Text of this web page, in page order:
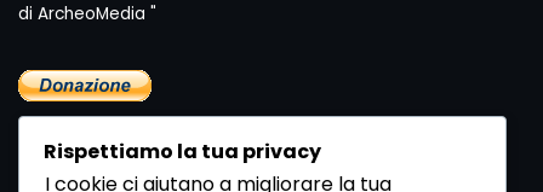
di ArcheoMedia "
Rispettiamo la tua privacy
I cookie ci aiutano a migliorare la tua